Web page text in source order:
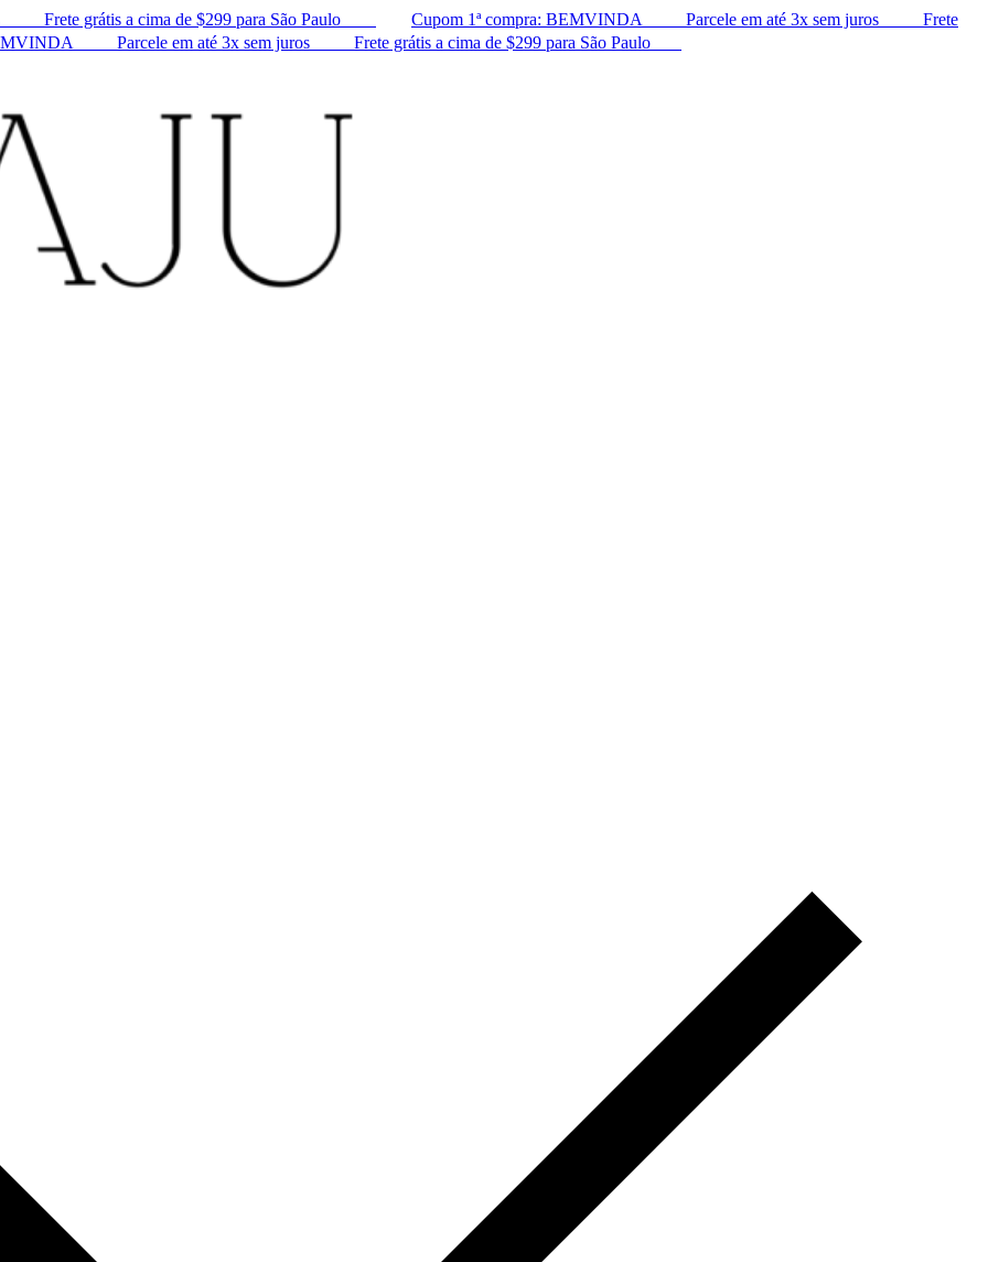
ㅤ ㅤ ㅤ ㅤ Frete grátis a cima de $299 para São Paulo ㅤ ㅤ ㅤ ㅤ ㅤ ㅤ ㅤ
Cupom 1ª compra: BEMVINDA ㅤ ㅤ ㅤ ㅤ ㅤ ㅤ ㅤ ㅤ ㅤ Parcele em até 3x sem juros ㅤ ㅤ ㅤ ㅤ ㅤ ㅤ ㅤ ㅤ ㅤ Frete
ㅤ ㅤ ㅤ ㅤ ㅤ ㅤ ㅤ Parcele em até 3x sem juros ㅤ ㅤ ㅤ ㅤ ㅤ ㅤ ㅤ ㅤ ㅤ Frete grátis a cima de $299 para São Paulo ㅤ ㅤ ㅤ ㅤ ㅤ ㅤ ㅤ